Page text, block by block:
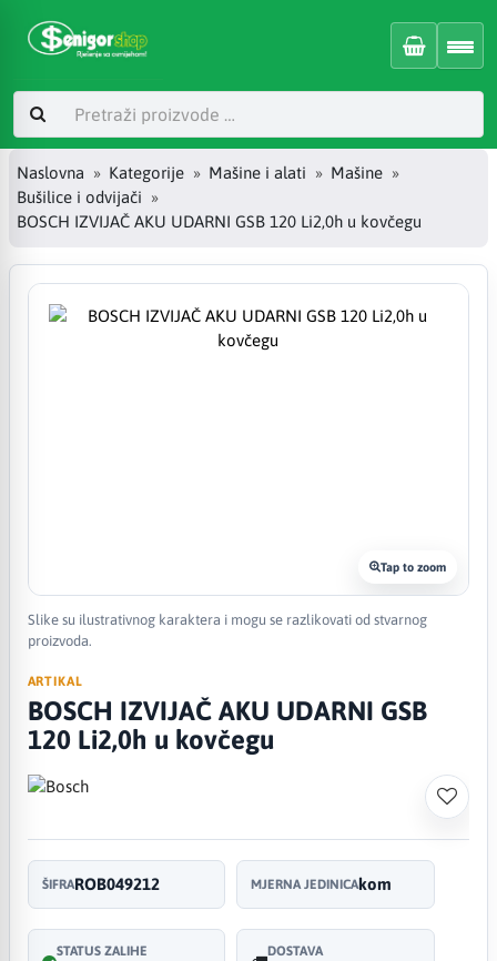
Naslovna Kategorije Mašine i alati
Mašine
Bušilice i odvijači
BOSCH IZVIJAČ AKU UDARNI GSB 120 Li2,0h u kovčegu
Tap to zoom
Slike su ilustrativnog karaktera i mogu se razlikovati od stvarnog
proizvoda.
ARTIKAL
BOSCH IZVIJAČ AKU UDARNI GSB
120 Li2,0h u kovčegu
ŠIFRAROB049212 MJERNA JEDINICAkom
STATUS ZALIHE DOSTAVA